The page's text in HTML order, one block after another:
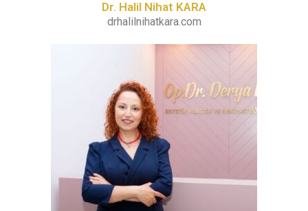
Dr. Halil Nihat KARA
drhalilnihatkara.com